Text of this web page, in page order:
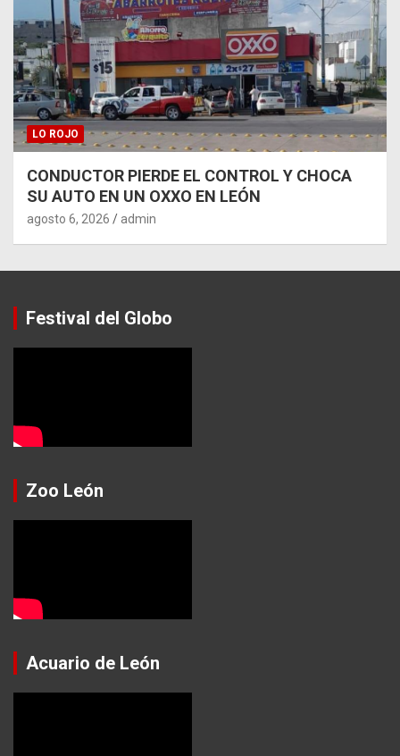
LO ROJO
CONDUCTOR PIERDE EL CONTROL Y CHOCA
SU AUTO EN UN OXXO EN LEÓN
agosto 6, 2026 admin
Festival del Globo
Zoo León
Acuario de León